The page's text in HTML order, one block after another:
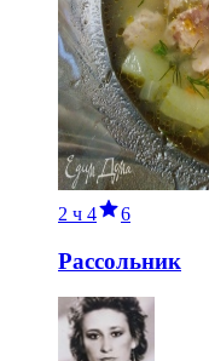
2 ч 4 6
Рассольник